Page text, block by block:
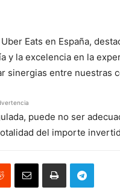
Eats en España,
y la excelencia en la
sinergias entre nuestras
puede no ser
del importe